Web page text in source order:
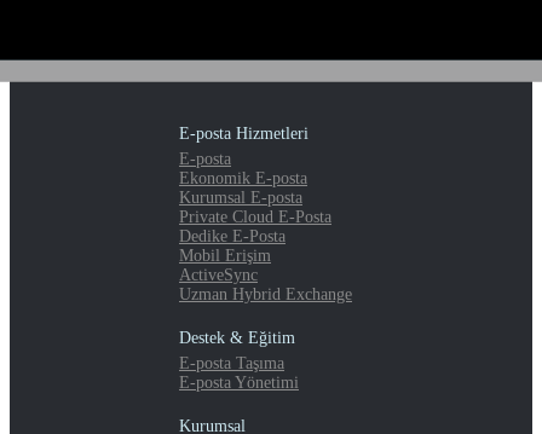
E-posta Hizmetleri
E-posta
Ekonomik E-posta
Kurumsal E-posta
Private Cloud E-Posta
Dedike E-Posta
Mobil Erişim
ActiveSync
Uzman Hybrid Exchange
Destek & Eğitim
E-posta Taşıma
E-posta Yönetimi
Kurumsal